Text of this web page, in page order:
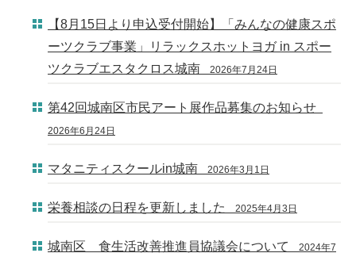
【8月15日より申込受付開始】「みんなの健康スポ
ーツクラブ事業」リラックスホットヨガ in スポー
ツクラブエスタクロス城南
2026年7月24日
第42回城南区市民アート展作品募集のお知らせ
2026年6月24日
マタニティスクールin城南 2026年3月1日
栄養相談の日程を更新しました 2025年4月3日
城南区 食生活改善推進員協議会について 2024年7